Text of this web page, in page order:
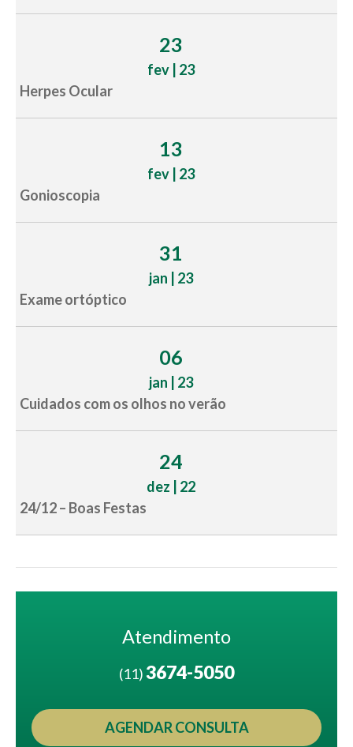
23
fev | 23
Herpes Ocular
13
fev | 23
Gonioscopia
31
jan | 23
Exame ortóptico
06
jan | 23
Cuidados com os olhos no verão
24
dez | 22
24/12 – Boas Festas
Atendimento
(11)3674-5050
AGENDAR CONSULTA